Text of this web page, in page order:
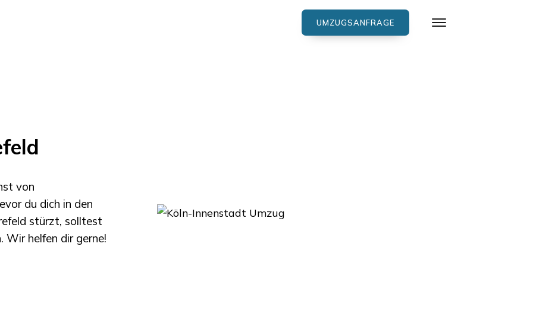
UMZUGSANFRAGE
von
du dich in den
stürzt, solltest
Wir helfen dir gerne!